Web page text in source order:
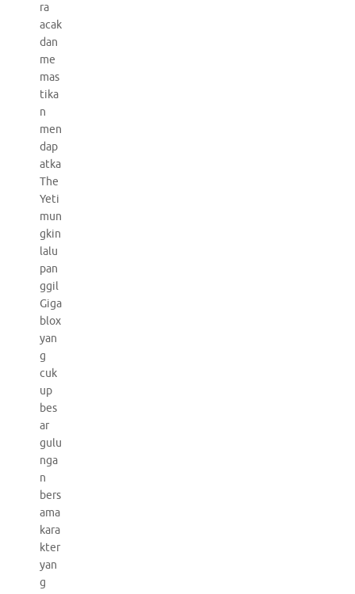
ra
acak
dan
me
mas
tika
n
men
dap
atka
The
Yeti
mun
gkin
lalu
pan
ggil
Giga
blox
yan
g
cuk
up
bes
ar
gulu
nga
n
bers
ama
kara
kter
yan
g